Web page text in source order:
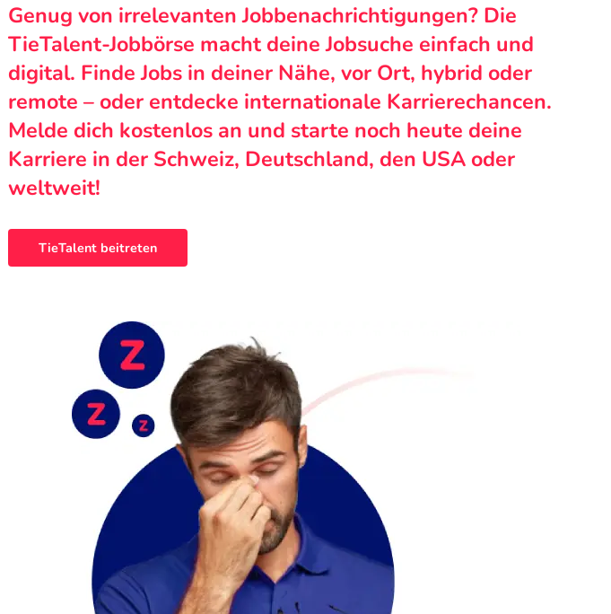
Genug von irrelevanten Jobbenachrichtigungen? Die
TieTalent-Jobbörse macht deine Jobsuche einfach und
digital. Finde Jobs in deiner Nähe, vor Ort, hybrid oder
remote – oder entdecke internationale Karrierechancen.
Melde dich kostenlos an und starte noch heute deine
Karriere in der Schweiz, Deutschland, den USA oder
weltweit!
TieTalent beitreten